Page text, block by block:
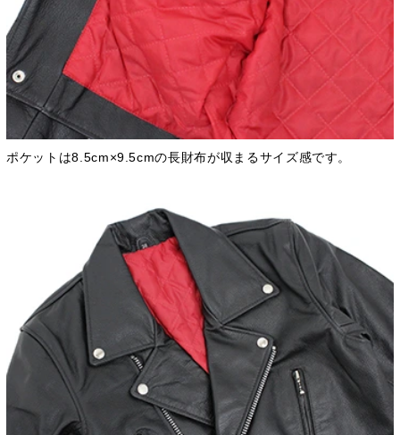
ポケットは8.5cm×9.5cmの長財布が収まるサイズ感です。